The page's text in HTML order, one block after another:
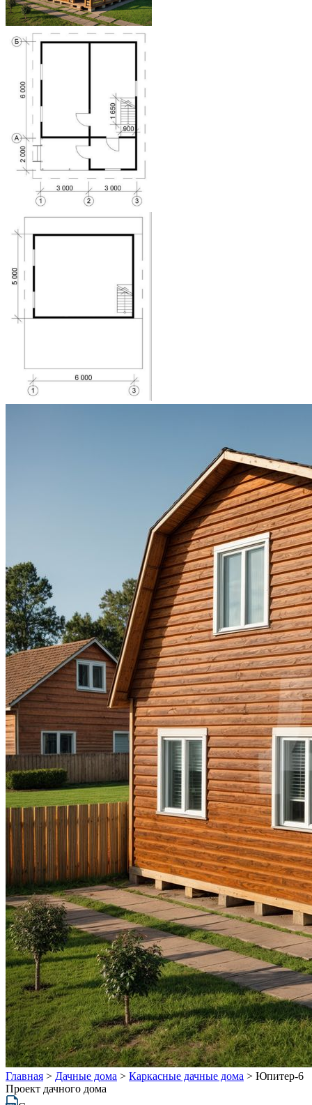
Главная > Дачные дома > Каркасные дачные дома > Юпитер-6
Проект дачного дома